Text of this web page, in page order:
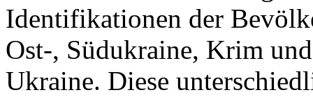
Identifikationen der
Ost-, Südukraine, Krim
Ukraine. Diese